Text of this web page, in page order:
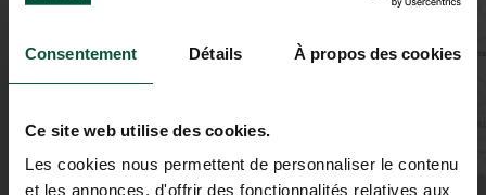
Consentement Détails À propos des cookies
Ce site web utilise des cookies.
Les cookies nous permettent de personnaliser le contenu
et les annonces, d'offrir des fonctionnalités relatives aux